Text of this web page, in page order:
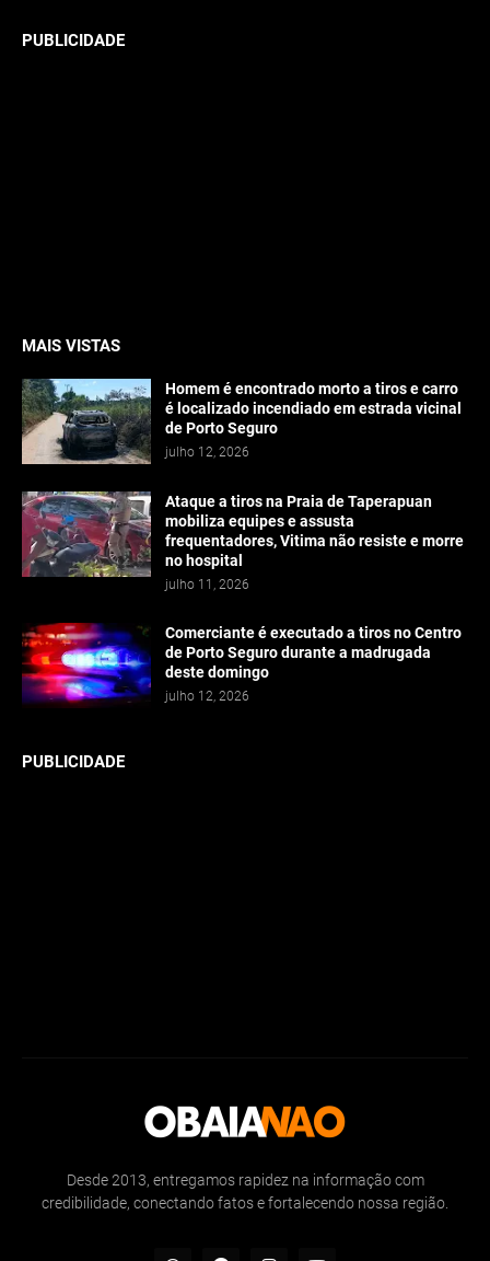
PUBLICIDADE
MAIS VISTAS
Homem é encontrado morto a tiros e carro
é localizado incendiado em estrada vicinal
de Porto Seguro
julho 12, 2026
Ataque a tiros na Praia de Taperapuan
mobiliza equipes e assusta
frequentadores, Vitima não resiste e morre
no hospital
julho 11, 2026
Comerciante é executado a tiros no Centro
de Porto Seguro durante a madrugada
deste domingo
julho 12, 2026
PUBLICIDADE
Desde 2013, entregamos rapidez na informação com
credibilidade, conectando fatos e fortalecendo nossa região.